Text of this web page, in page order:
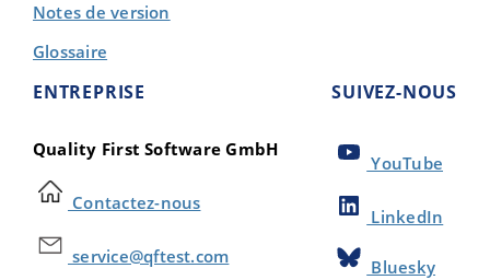
Notes de version
Glossaire
ENTREPRISE
Quality First Software GmbH
Contactez-nous
service@qftest.com
SUIVEZ-NOUS
YouTube
LinkedIn
Bluesky